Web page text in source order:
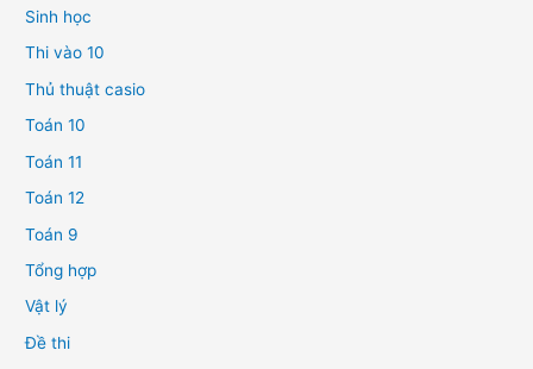
Sinh học
Thi vào 10
Thủ thuật casio
Toán 10
Toán 11
Toán 12
Toán 9
Tổng hợp
Vật lý
Đề thi